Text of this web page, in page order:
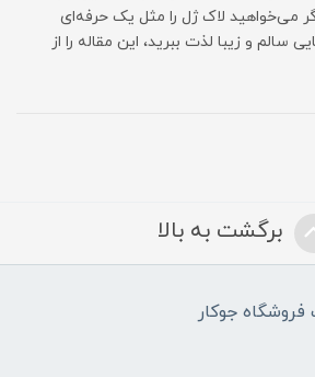
می‌خواهید لاک ژل را مثل یک حرفه‌ای
سالم و زیبا لذت ببرید، این مقاله را از
برگشت به بالا
جوکار